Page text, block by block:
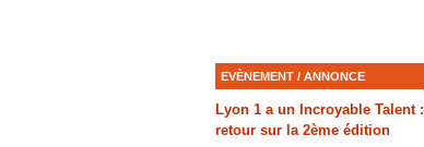
EVÈNEMENT / ANNONCE
Lyon 1 a un Incroyable Talent :
retour sur la 2ème édition